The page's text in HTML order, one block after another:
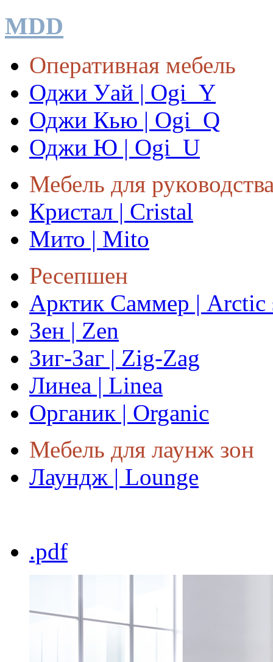
MDD
Оперативная мебель
Оджи Уай | Ogi_Y
Оджи Кью | Ogi_Q
Оджи Ю | Ogi_U
Мебель для
Кристал | Cristal
Мито | Mito
Ресепшен
Арктик Саммер | Arctic
Зен | Zen
Зиг-Заг | Zig-Zag
Линеа | Linea
Органик | Organic
Мебель для лаунж зон
Лаундж | Lounge
.pdf